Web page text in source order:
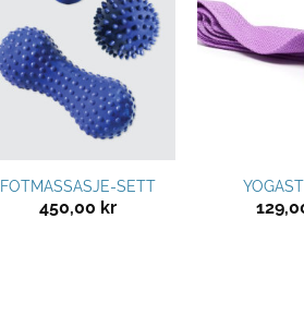
ønskeliste
FOTMASSASJE-SETT
450,00 kr